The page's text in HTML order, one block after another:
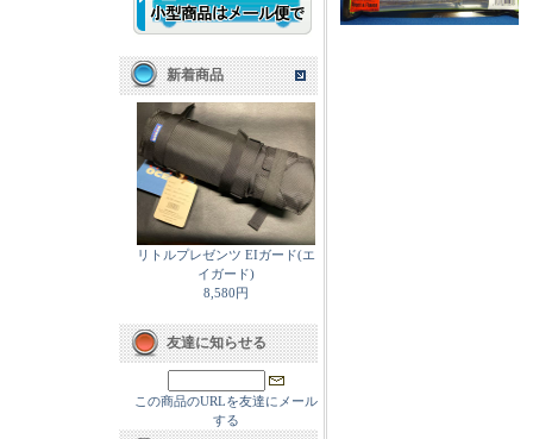
新着商品
リトルプレゼンツ EIガード(エ
イガード)
8,580円
友達に知らせる
この商品のURLを友達にメール
する